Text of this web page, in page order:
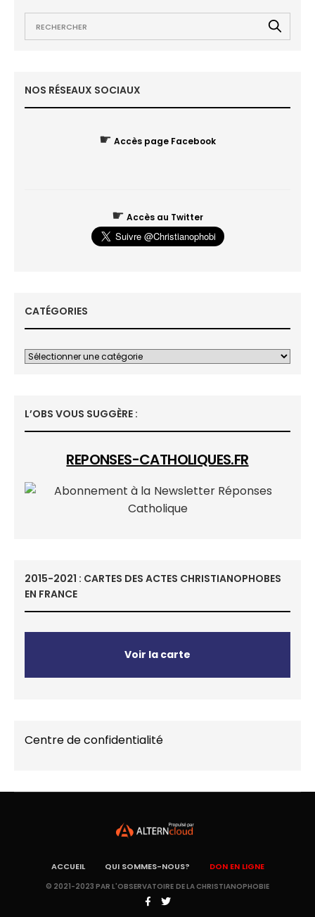
NOS RÉSEAUX SOCIAUX
☛ Accès page Facebook
☛ Accès au Twitter
CATÉGORIES
L’OBS VOUS SUGGÈRE :
REPONSES-CATHOLIQUES.FR
2015-2021 : CARTES DES ACTES CHRISTIANOPHOBES
EN FRANCE
Voir la carte
Centre de confidentialité
ACCUEIL QUI SOMMES-NOUS? DON EN LIGNE
© 2021-2023 PAR L'OBSERVATOIRE DE LA CHRISTIANOPHOBIE